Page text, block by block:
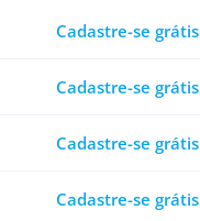
Cadastre-se grátis
Cadastre-se grátis
Cadastre-se grátis
Cadastre-se grátis